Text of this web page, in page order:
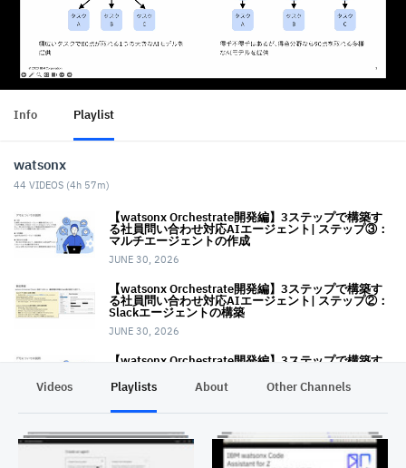
Info Playlist
watsonx
44 VIDEOS (4h 57m)
【watsonx Orchestrate開発編】3ステップで構築す
る社員問い合わせ対応AIエージェント| ステップ③：
マルチエージェントの作成
JUNE 30, 2026
【watsonx Orchestrate開発編】3ステップで構築す
る社員問い合わせ対応AIエージェント| ステップ②：
Slackエージェントの構築
JUNE 30, 2026
【watsonx Orchestrate開発編】3ステップで構築す
社内規定に関するRAGエージェントの作成
IBM watsonx Code Assistant for Z による最適化
Videos Playlists About Other Channels